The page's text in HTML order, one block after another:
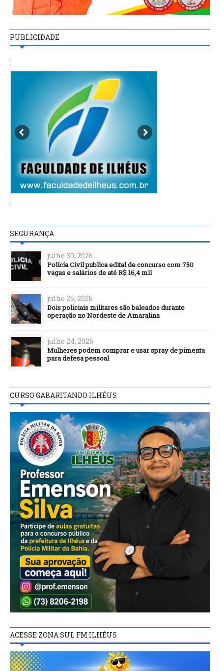
PUBLICIDADE
SEGURANÇA
julho 30, 2026
Polícia Civil publica edital de concurso com 750
vagas e salários de até R$ 16,4 mil
julho 26, 2026
Dois policiais militares são baleados durante
operação no Nordeste de Amaralina
julho 24, 2026
Mulheres podem comprar e usar spray de pimenta
para defesa pessoal
CURSO GABARITANDO ILHÉUS
ACESSE ZONA SUL FM ILHÉUS